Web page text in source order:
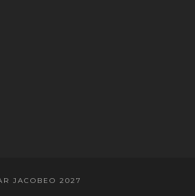
JACOBEO 2027